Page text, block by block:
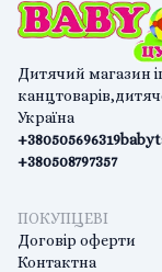
Дитячий магазин
Україна
+380505696319
+380508797357
ПОКУПЦЕВІ
Договір оферти
Контактна